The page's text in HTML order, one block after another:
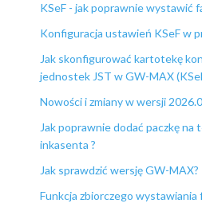
KSeF - jak poprawnie wystawić
Konfiguracja ustawień KSeF w
Jak skonfigurować kartotekę
jednostek JST w GW-MAX
Nowości i zmiany w wersji 2026.0
Jak poprawnie dodać paczkę na
inkasenta ?
Jak sprawdzić wersję GW-MAX?
Funkcja zbiorczego